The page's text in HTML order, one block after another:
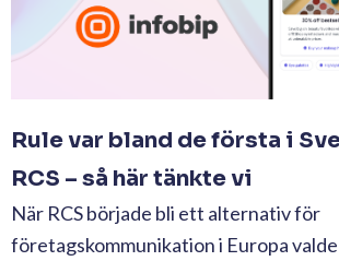
Rule var bland de första i
RCS – så här tänkte vi
När RCS började bli ett alternativ för
företagskommunikation i Europa